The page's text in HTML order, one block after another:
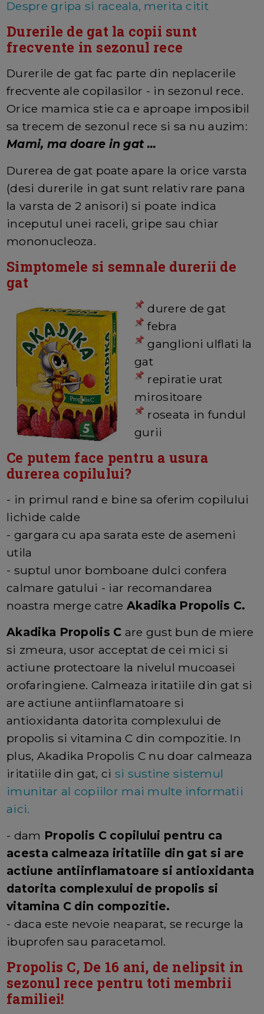
Despre gripa si raceala, merita citit
Durerile de gat la copii sunt
frecvente in sezonul rece
Durerile de gat fac parte din neplacerile
frecvente ale copilasilor - in sezonul rece.
Orice mamica stie ca e aproape imposibil
sa trecem de sezonul rece si sa nu auzim:
Mami, ma doare in gat ...
Durerea de gat poate apare la orice varsta
(desi durerile in gat sunt relativ rare pana
la varsta de 2 anisori) si poate indica
inceputul unei raceli, gripe sau chiar
mononucleoza.
Simptomele si semnale durerii de
gat
durere de gat
febra
ganglioni ulflati la
gat
repiratie urat
mirositoare
roseata in fundul
gurii
Ce putem face pentru a usura
durerea copilului?
- in primul rand e bine sa oferim copilului
lichide calde
- gargara cu apa sarata este de asemeni
utila
- suptul unor bomboane dulci confera
calmare gatului - iar recomandarea
noastra merge catre Akadika Propolis C.
Akadika Propolis C are gust bun de miere
si zmeura, usor acceptat de cei mici si
actiune protectoare la nivelul mucoasei
orofaringiene. Calmeaza iritatiile din gat si
are actiune antiinflamatoare si
antioxidanta datorita complexului de
propolis si vitamina C din compozitie. In
plus, Akadika Propolis C nu doar calmeaza
iritatiile din gat, ci si sustine sistemul
imunitar al copiilor mai multe informatii
aici.
- dam Propolis C copilului pentru ca
acesta calmeaza iritatiile din gat si are
actiune antiinflamatoare si antioxidanta
datorita complexului de propolis si
vitamina C din compozitie.
- daca este nevoie neaparat, se recurge la
ibuprofen sau paracetamol.
Propolis C, De 16 ani, de nelipsit in
sezonul rece pentru toti membrii
familiei!